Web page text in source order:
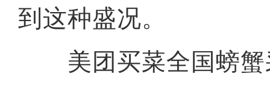
到这种盛况。
美团买菜全国螃蟹